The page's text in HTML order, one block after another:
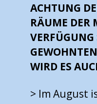
ACHTUNG
RÄUME DER
VERFÜGUNG
WIRD ES
> Im August